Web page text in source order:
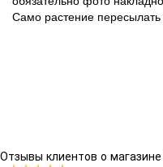
Само растение пересылать
Отзывы клиентов о магазине